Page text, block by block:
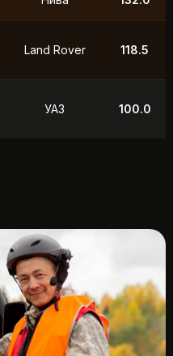
Land Rover 118.5
УАЗ 100.0